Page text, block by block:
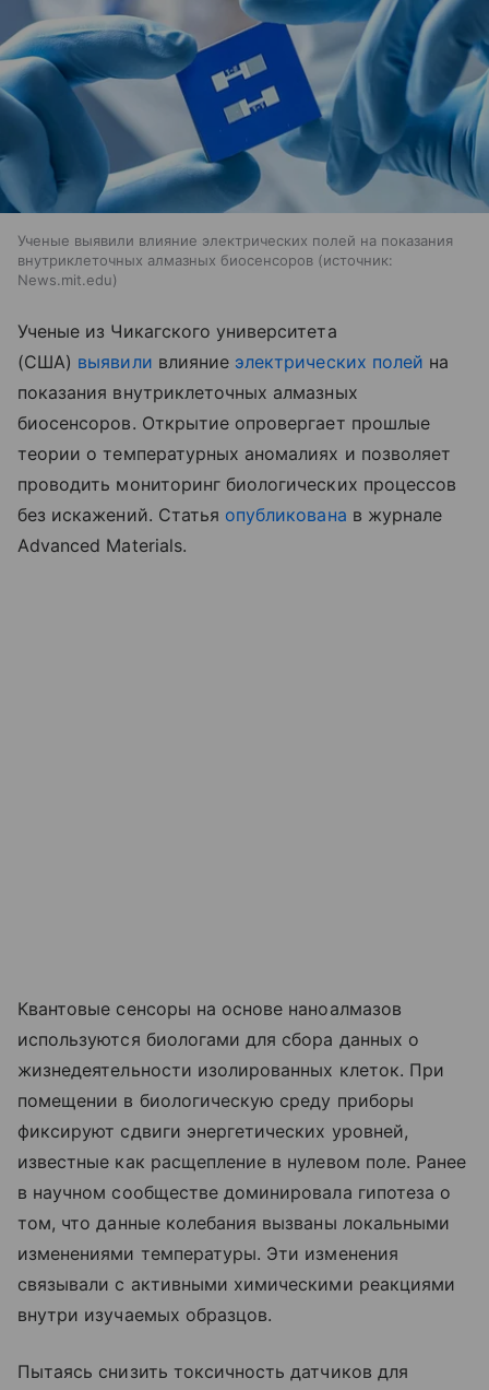
Ученые выявили влияние электрических полей на показания
внутриклеточных алмазных биосенсоров
источник:
News.mit.edu
Ученые из Чикагского университета
(США) выявили влияние электрических полей на
показания внутриклеточных алмазных
биосенсоров. Открытие опровергает прошлые
теории о температурных аномалиях и позволяет
проводить мониторинг биологических процессов
без искажений. Статья опубликована в журнале
Advanced Materials.
Квантовые сенсоры на основе наноалмазов
используются биологами для сбора данных о
жизнедеятельности изолированных клеток. При
помещении в биологическую среду приборы
фиксируют сдвиги энергетических уровней,
известные как расщепление в нулевом поле. Ранее
в научном сообществе доминировала гипотеза о
том, что данные колебания вызваны локальными
изменениями температуры. Эти изменения
связывали с активными химическими реакциями
внутри изучаемых образцов.
Пытаясь снизить токсичность датчиков для